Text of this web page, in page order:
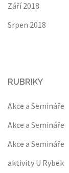
Září 2018
Srpen 2018
RUBRIKY
Akce a Semináře
Akce a Semináře
Akce a Semináře
aktivity U Rybek